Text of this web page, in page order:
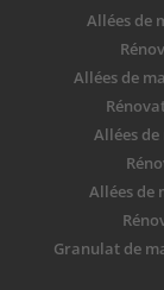
Allées de
Allées de
Allées
Allées de
Granulat de